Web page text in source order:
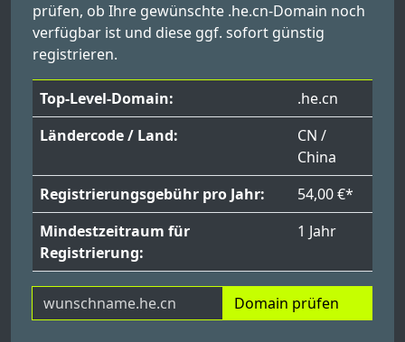
prüfen, ob Ihre gewünschte .he.cn-Domain noch
verfügbar ist und diese ggf. sofort günstig
registrieren.
Top-Level-Domain:
.he.cn
Ländercode / Land:
CN /
China
Registrierungsgebühr pro Jahr:
54,00 €*
Mindestzeitraum für
Registrierung:
1 Jahr
Domain prüfen